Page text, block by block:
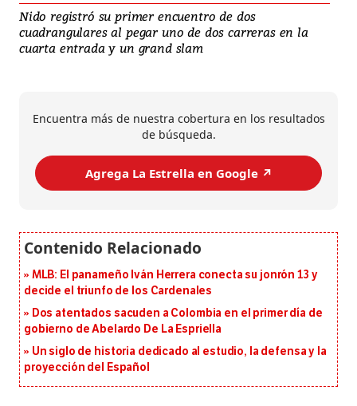
Nido registró su primer encuentro de dos
cuadrangulares al pegar uno de dos carreras en la
cuarta entrada y un grand slam
Encuentra más de nuestra cobertura en los resultados
de búsqueda.
Agrega La Estrella en Google ↗️
MLB: El panameño Iván Herrera conecta su jonrón 13 y
decide el triunfo de los Cardenales
Dos atentados sacuden a Colombia en el primer día de
gobierno de Abelardo De La Espriella
Un siglo de historia dedicado al estudio, la defensa y la
proyección del Español